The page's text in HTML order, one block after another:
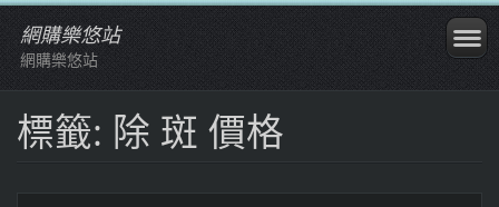
網購樂悠站
網購樂悠站
標籤: 除 斑 價格